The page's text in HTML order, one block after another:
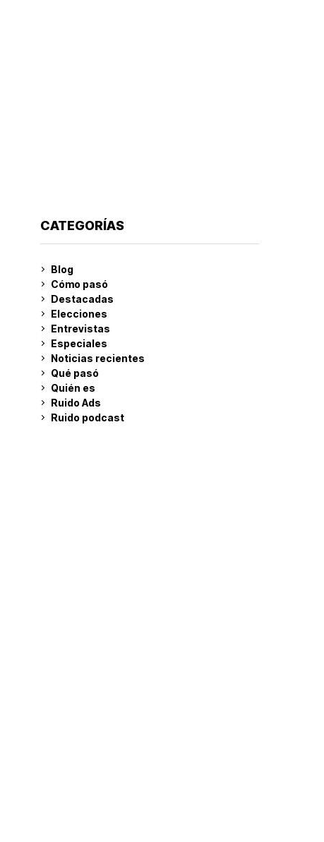
CATEGORÍAS
Blog
Cómo pasó
Destacadas
Elecciones
Entrevistas
Especiales
Noticias recientes
Qué pasó
Quién es
Ruido Ads
Ruido podcast